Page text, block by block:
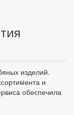
изделий.
и
обеспечила